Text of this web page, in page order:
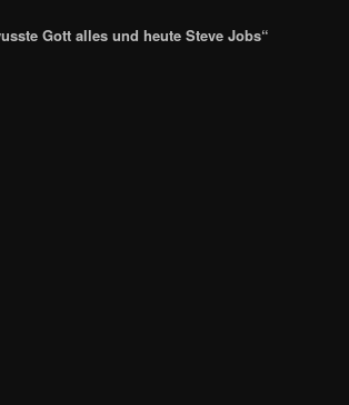
Gott alles und heute Steve Jobs“